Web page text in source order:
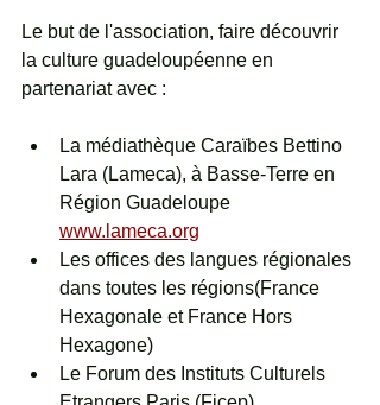
Le but de l'association, faire découvrir
la culture guadeloupéenne en
partenariat avec :
La médiathèque Caraïbes Bettino
Lara (Lameca), à Basse-Terre en
Région Guadeloupe
www.lameca.org
Les offices des langues régionales
dans toutes les régions(France
Hexagonale et France Hors
Hexagone)
Le Forum des Instituts Culturels